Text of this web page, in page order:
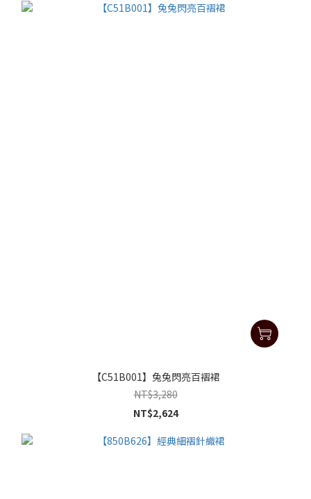
【C51B001】兔兔閃亮百褶裙
NT$3,280
NT$2,624